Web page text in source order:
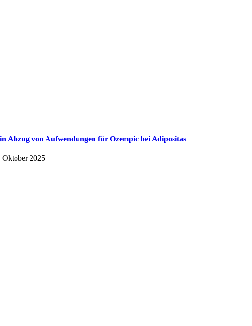
Abzug von Aufwendungen für Ozempic bei Adipositas
Oktober 2025